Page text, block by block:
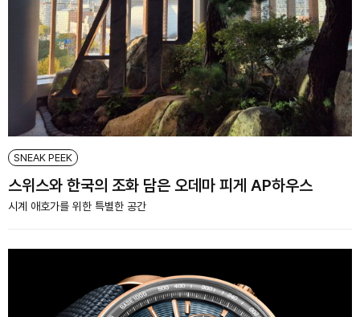
SNEAK PEEK
스위스와 한국의 조화 담은 오데마 피게 AP하우스
시계 애호가를 위한 특별한 공간